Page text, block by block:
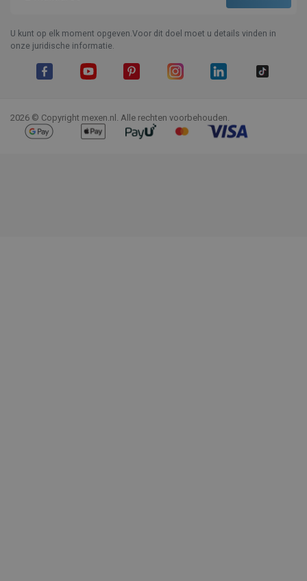
U kunt op elk moment opgeven.Voor dit doel moet u details vinden in
onze juridische informatie.
2026 © Copyright mexen.nl. Alle rechten voorbehouden.